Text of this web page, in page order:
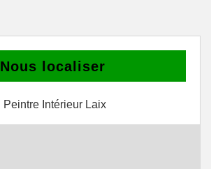
Nous localiser
Peintre Intérieur Laix